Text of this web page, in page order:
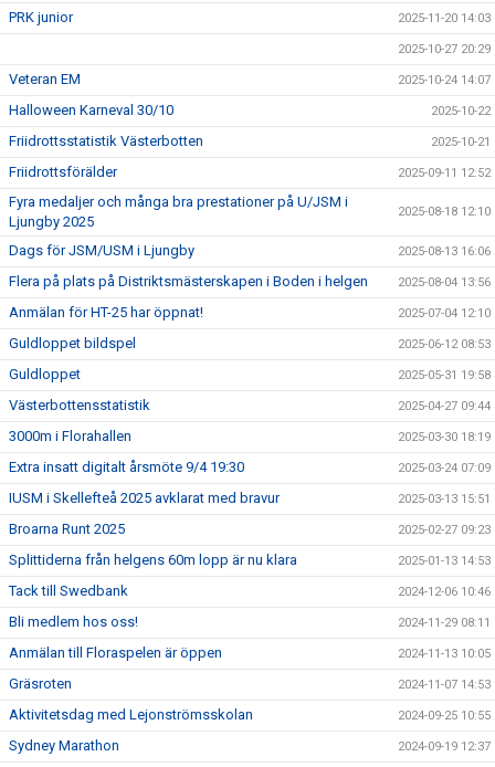
PRK junior 2025-11-20 14:03
2025-10-27 20:29
Veteran EM 2025-10-24 14:07
Halloween Karneval 30/10 2025-10-22
Friidrottsstatistik Västerbotten 2025-10-21
Friidrottsförälder 2025-09-11 12:52
Fyra medaljer och många bra prestationer på U/JSM i
Ljungby 2025
2025-08-18 12:10
Dags för JSM/USM i Ljungby 2025-08-13 16:06
Flera på plats på Distriktsmästerskapen i Boden i helgen 2025-08-04 13:56
Anmälan för HT-25 har öppnat! 2025-07-04 12:10
Guldloppet bildspel 2025-06-12 08:53
Guldloppet 2025-05-31 19:58
Västerbottensstatistik 2025-04-27 09:44
3000m i Florahallen 2025-03-30 18:19
Extra insatt digitalt årsmöte 9/4 19:30 2025-03-24 07:09
IUSM i Skellefteå 2025 avklarat med bravur 2025-03-13 15:51
Broarna Runt 2025 2025-02-27 09:23
Splittiderna från helgens 60m lopp är nu klara 2025-01-13 14:53
Tack till Swedbank 2024-12-06 10:46
Bli medlem hos oss! 2024-11-29 08:11
Anmälan till Floraspelen är öppen 2024-11-13 10:05
Gräsroten 2024-11-07 14:53
Aktivitetsdag med Lejonströmsskolan 2024-09-25 10:55
Sydney Marathon 2024-09-19 12:37